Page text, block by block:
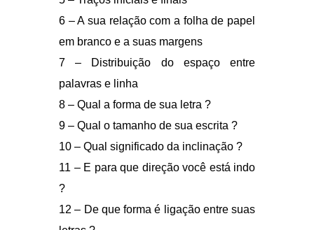
?
12 – De que forma é ligação entre suas
letras ?
13 – Coesão ou continuidade ?
14 – Você é rápido ou lento para
escrever ? aprenda a identificar.
15 – Significado da Pressão.
16 – As letras ovais desvendam
tendências comportamentais.
17 – O que podemos aprender com as
“Letras Reflexivas”.